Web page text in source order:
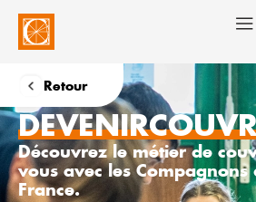
Retour
DEVENIR
Découvrez le métier de
vous avec les Compagnons
France.